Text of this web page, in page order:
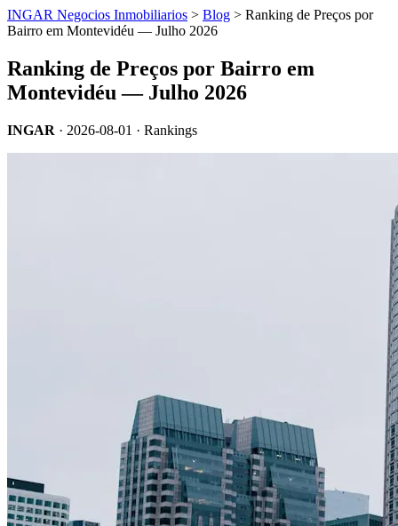
INGAR Negocios Inmobiliarios > Blog > Ranking de Preços por
Bairro em Montevidéu — Julho 2026
Ranking de Preços por Bairro em
Montevidéu — Julho 2026
INGAR · 2026-08-01 · Rankings